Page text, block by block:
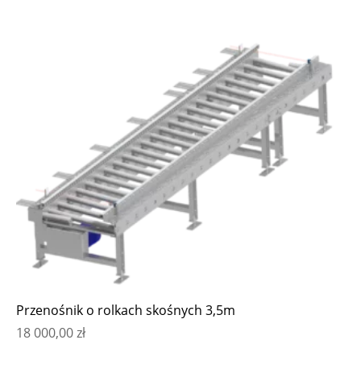
Przenośnik o rolkach skośnych 3,5m
18 000,00zł